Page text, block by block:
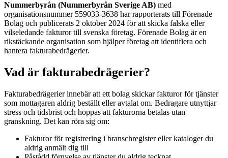
Nummerbyrån (Nummerbyrån Sverige AB) med
organisationsnummer 559033-3638 har rapporterats till Förenade
Bolag och publicerats 2 oktober 2024 för att skicka falska eller
vilseledande fakturor till svenska företag. Förenade Bolag är en
rikstäckande organisation som hjälper företag att identifiera och
hantera fakturabedrägerier.
Vad är fakturabedrägerier?
Fakturabedrägerier innebär att ett bolag skickar fakturor för tjänster
som mottagaren aldrig beställt eller avtalat om. Bedragare utnyttjar
stress och tidsbrist och hoppas att fakturorna betalas utan
granskning. Det kan röra sig om:
Fakturor för registrering i branschregister eller kataloger du
aldrig anmält dig till